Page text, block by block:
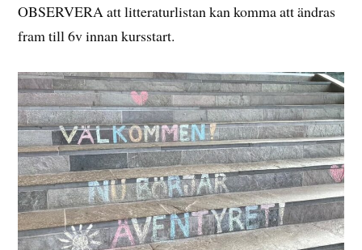
OBSERVERA att litteraturlistan kan komma att ändras
fram till 6v innan kursstart.